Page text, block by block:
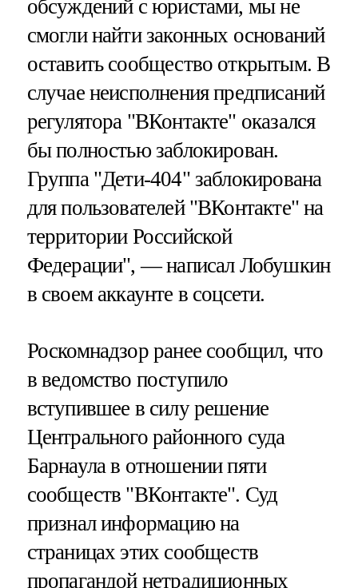
обсуждений с юристами, мы не
смогли найти законных оснований
оставить сообщество открытым. В
случае неисполнения предписаний
регулятора "ВКонтакте" оказался
бы полностью заблокирован.
Группа "Дети-404" заблокирована
для пользователей "ВКонтакте" на
территории Российской
Федерации", — написал Лобушкин
в своем аккаунте в соцсети.
Роскомнадзор ранее сообщил, что
в ведомство поступило
вступившее в силу решение
Центрального районного суда
Барнаула в отношении пяти
сообществ "ВКонтакте". Суд
признал информацию на
страницах этих сообществ
пропагандой нетрадиционных